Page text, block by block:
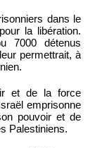
dans le
la libération.
7000 détenus
permettrait, à
et de la force
emprisonne
pouvoir et de
Palestiniens.